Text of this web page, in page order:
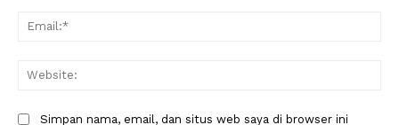
Simpan nama, email, dan situs web saya di browser ini